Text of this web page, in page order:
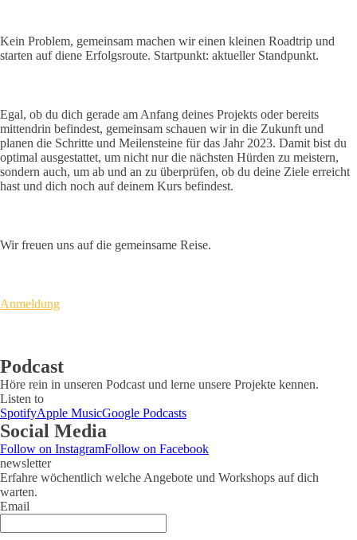
Kein Problem, gemeinsam machen wir einen kleinen Roadtrip und
starten auf diene Erfolgsroute. Startpunkt: aktueller Standpunkt.
Egal, ob du dich gerade am Anfang deines Projekts oder bereits
mittendrin befindest, gemeinsam schauen wir in die Zukunft und
planen die Schritte und Meilensteine für das Jahr 2023. Damit bist du
optimal ausgestattet, um nicht nur die nächsten Hürden zu meistern,
sondern auch, um ab und an zu überprüfen, ob du deine Ziele erreicht
hast und dich noch auf deinem Kurs befindest.
Wir freuen uns auf die gemeinsame Reise.
Anmeldung
Podcast
Höre rein in unseren Podcast und lerne unsere Projekte kennen.
Listen to
SpotifyApple MusicGoogle Podcasts
Social Media
Follow on InstagramFollow on Facebook
newsletter
Erfahre wöchentlich welche Angebote und Workshops auf dich
warten.
Email